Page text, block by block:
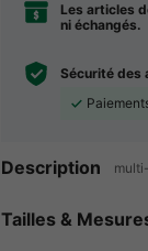
Les articles
ni échangés.
Sécurité des
Description
Tailles &